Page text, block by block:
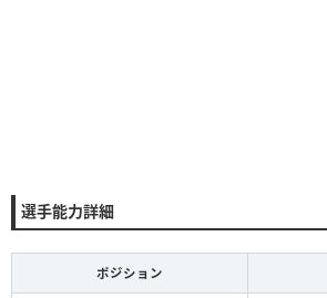
選手能力詳細
ポジション